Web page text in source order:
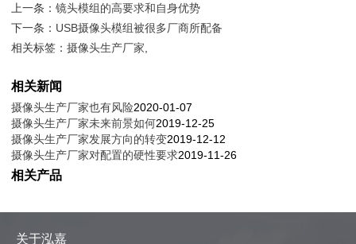
上一条： 镜头模组的高要求和自身优势
下一条： USB摄像头模组被很多厂商所配备
相关标签： 摄像头生产厂家
相关新闻
摄像头生产厂家也有风险2020-01-07
摄像头生产厂家未来前景如何2019-12-25
摄像头生产厂家发展方向的转变2019-12-12
摄像头生产厂家对配置的硬性要求2019-11-26
相关产品
关于泓嘉